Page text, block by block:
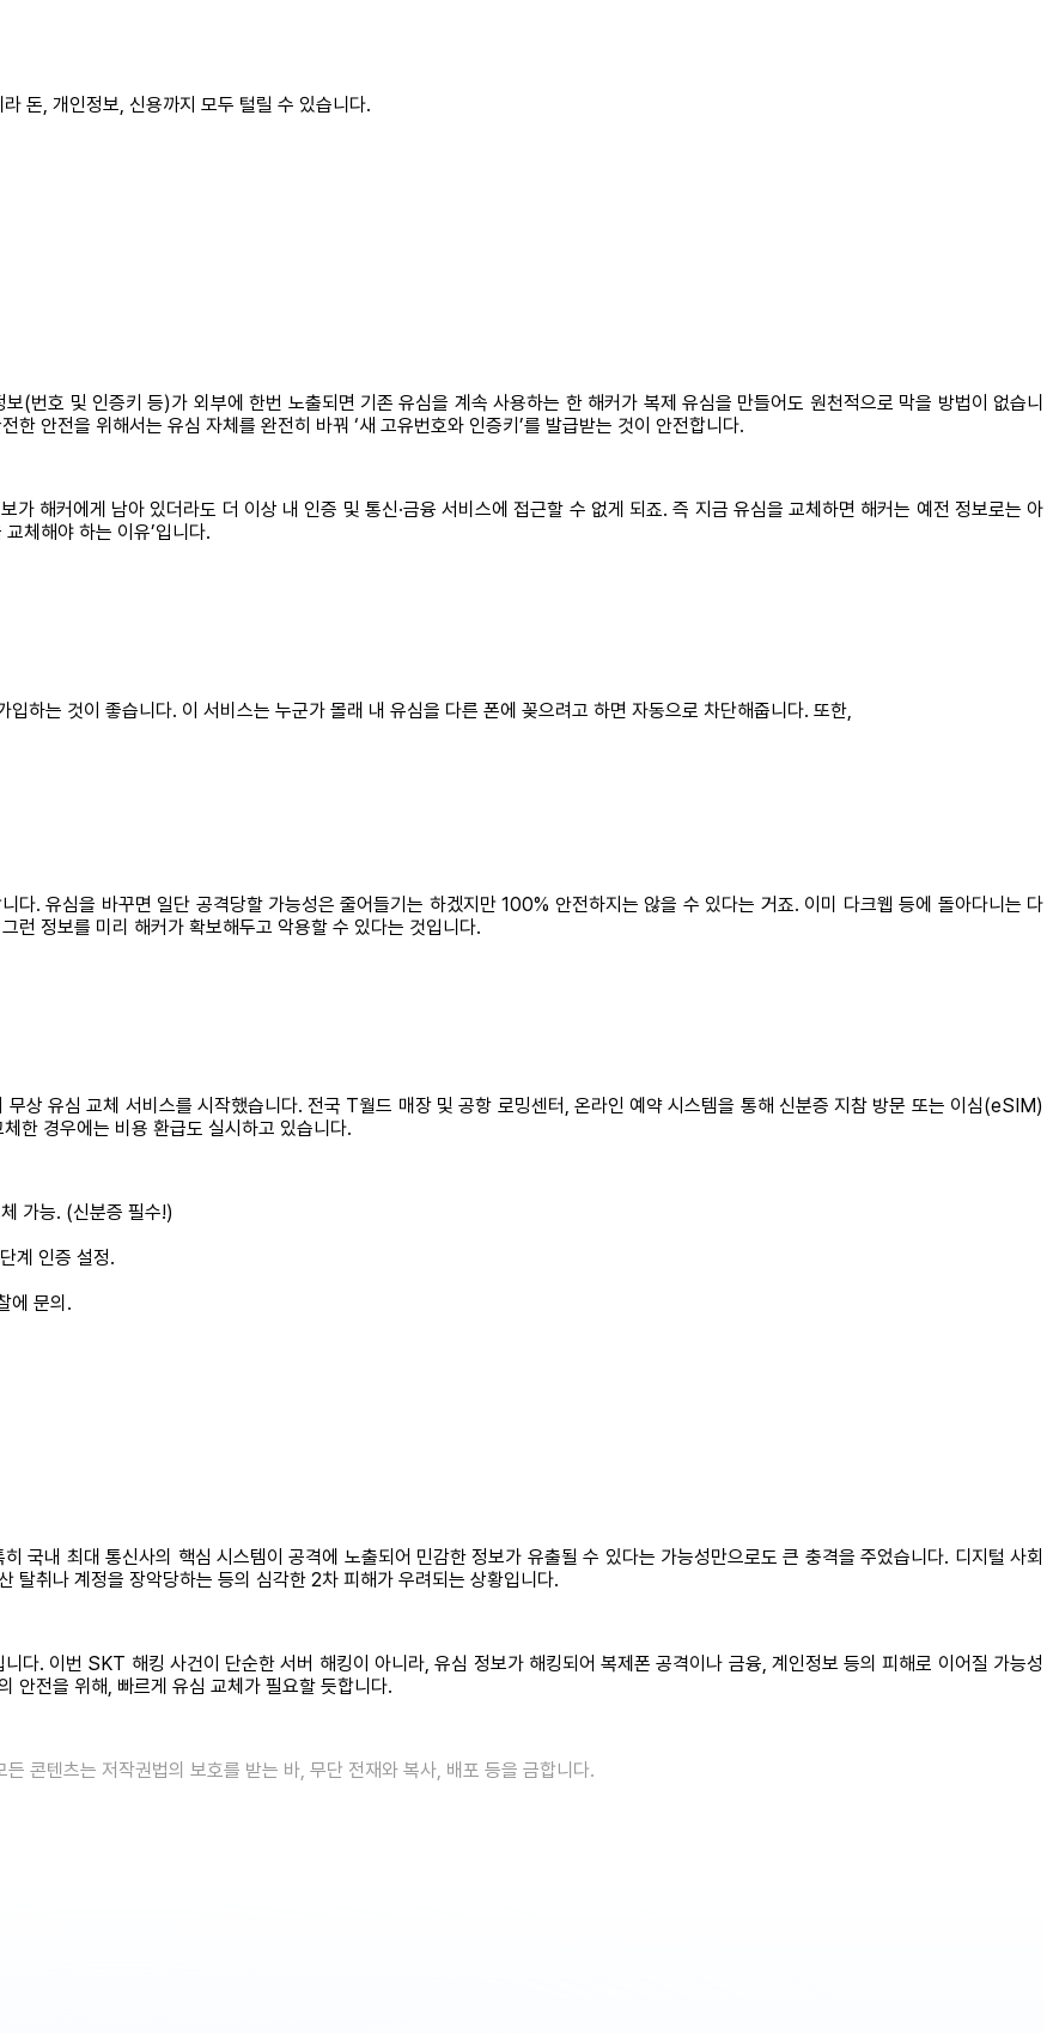
돈, 개인정보, 신용까지 모두 털릴 수 있습니다.
(번호 및 인증키 등)가 외부에 한번 노출되면 기존 유심을 계속 사용하는 한 해커가 복제 유심을 만들어도 원천적으로 막을 방법이 없습니
안전을 위해서는 유심 자체를 완전히 바꿔 ‘새 고유번호와 인증키’를 발급받는 것이 안전합니다.
해커에게 남아 있더라도 더 이상 내 인증 및 통신·금융 서비스에 접근할 수 없게 되죠. 즉 지금 유심을 교체하면 해커는 예전 정보로는 아
체해야 하는 이유’입니다.
입하는 것이 좋습니다. 이 서비스는 누군가 몰래 내 유심을 다른 폰에 꽂으려고 하면 자동으로 차단해줍니다. 또한,
다. 유심을 바꾸면 일단 공격당할 가능성은 줄어들기는 하겠지만 100% 안전하지는 않을 수 있다는 거죠. 이미 다크웹 등에 돌아다니는 다
런 정보를 미리 해커가 확보해두고 악용할 수 있다는 것입니다.
유심 교체 서비스를 시작했습니다. 전국 T월드 매장 및 공항 로밍센터, 온라인 예약 시스템을 통해 신분증 지참 방문 또는 이심(eSIM)
한 경우에는 비용 환급도 실시하고 있습니다.
가능. (신분증 필수!)
계 인증 설정.
에 문의.
국내 최대 통신사의 핵심 시스템이 공격에 노출되어 민감한 정보가 유출될 수 있다는 가능성만으로도 큰 충격을 주었습니다. 디지털 사회
탈취나 계정을 장악당하는 등의 심각한 2차 피해가 우려되는 상황입니다.
다. 이번 SKT 해킹 사건이 단순한 서버 해킹이 아니라, 유심 정보가 해킹되어 복제폰 공격이나 금융, 계인정보 등의 피해로 이어질 가능성
안전을 위해, 빠르게 유심 교체가 필요할 듯합니다.
콘텐츠는 저작권법의 보호를 받는 바, 무단 전재와 복사, 배포 등을 금합니다.